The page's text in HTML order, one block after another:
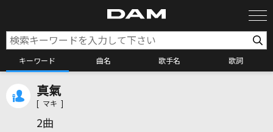
キーワード 曲名 歌手名 歌詞
真氣
[ マキ ]
2曲